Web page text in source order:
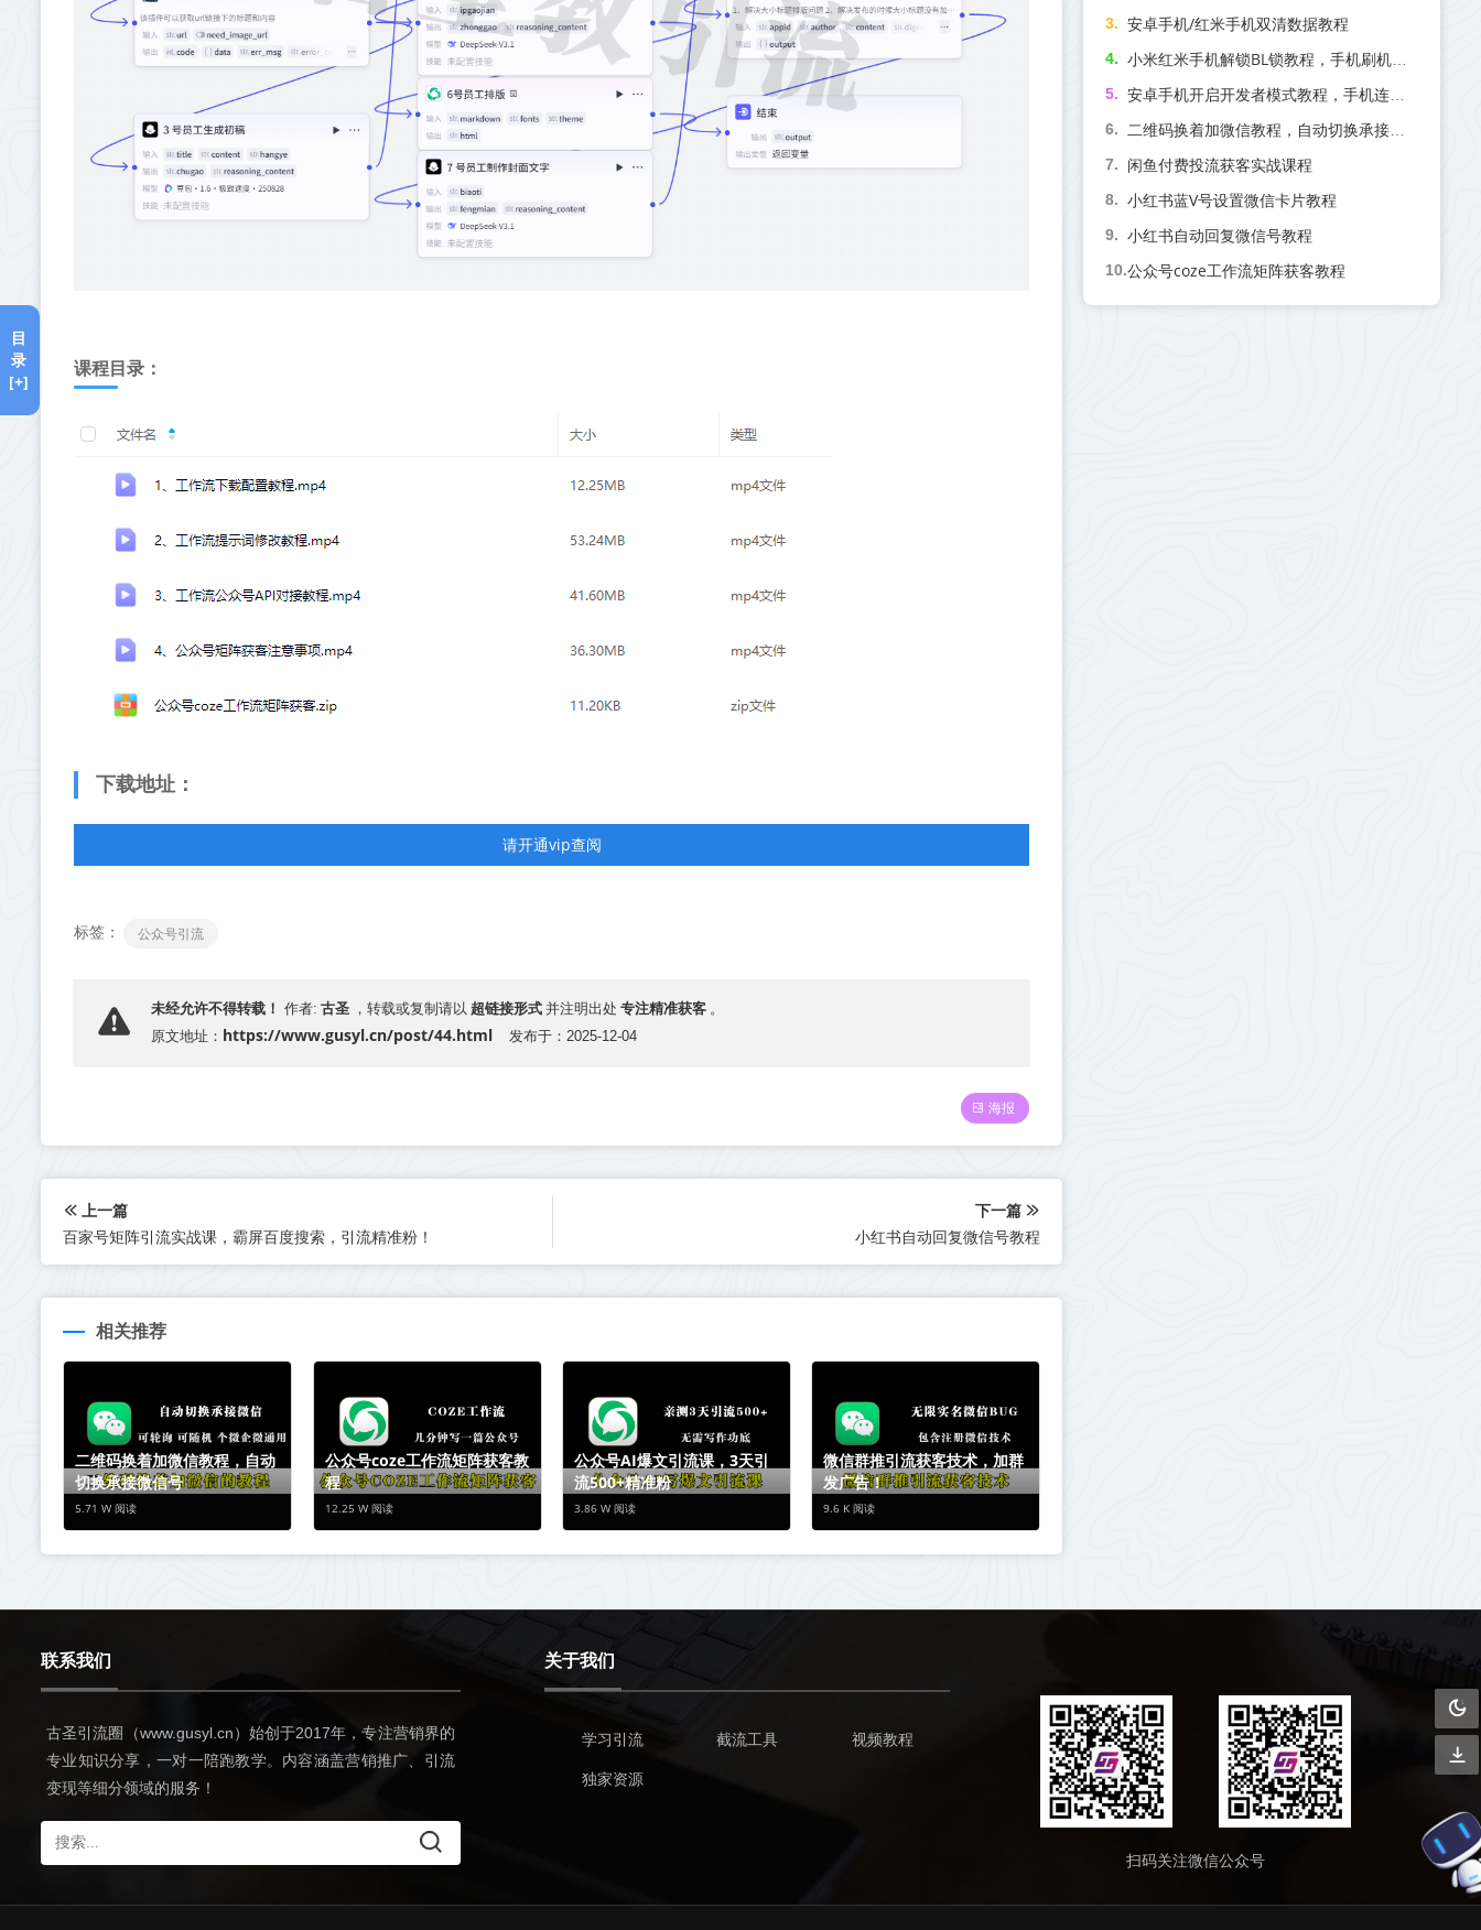
课程目录：
下载地址：
请开通vip查阅
标签： 公众号引流
未经允许不得转载！ 作者: 古圣 ，转载或复制请以 超链接形式 并注明出处 专注精准获客 。
原文地址： https://www.gusyl.cn/post/44.html 发布于：2025-12-04
海报
上一篇
百家号矩阵引流实战课，霸屏百度搜索，引流精准粉！
下一篇
小红书自动回复微信号教程
相关推荐
二维码换着加微信教程，自动
切换承接微信号
5.71 W 阅读
公众号coze工作流矩阵获客教
程
12.25 W 阅读
公众号AI爆文引流课，3天引
流500+精准粉
3.86 W 阅读
微信群推引流获客技术，加群
发广告！
9.6 K 阅读
安卓手机/红米手机双清数据教程
闲鱼付费投流获客实战课程
小红书蓝V号设置微信卡片教程
小红书自动回复微信号教程
公众号coze工作流矩阵获客教程
目
录
[+]
联系我们
古圣引流圈（www.gusyl.cn）始创于2017年，专注营销界的
专业知识分享，一对一陪跑教学。内容涵盖营销推广、引流
变现等细分领域的服务！
关于我们
学习引流 截流工具
视频教程
独家资源
扫码关注微信公众号